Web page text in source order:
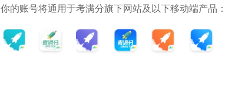
你的账号将通用于考满分旗下网站及以下移动端产品：